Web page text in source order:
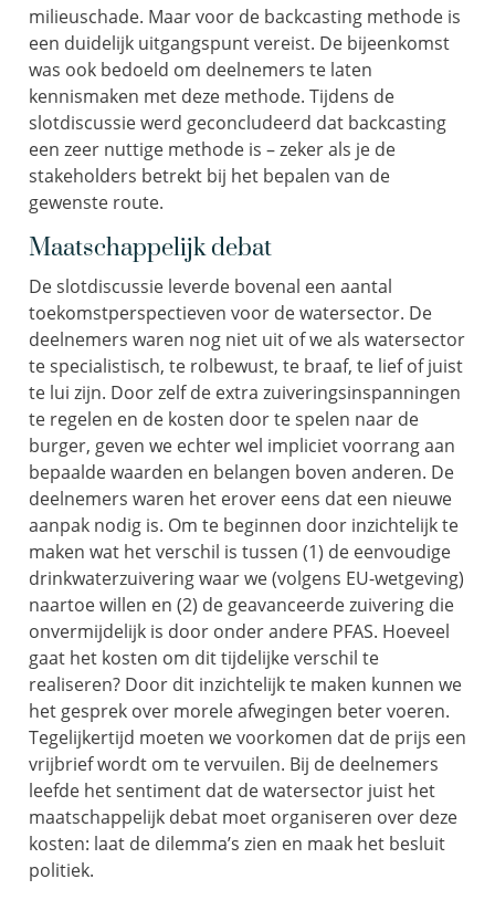
milieuschade. Maar voor de backcasting methode is
een duidelijk uitgangspunt vereist. De bijeenkomst
was ook bedoeld om deelnemers te laten
kennismaken met deze methode. Tijdens de
slotdiscussie werd geconcludeerd dat backcasting
een zeer nuttige methode is – zeker als je de
stakeholders betrekt bij het bepalen van de
gewenste route.
Maatschappelijk debat
De slotdiscussie leverde bovenal een aantal
toekomstperspectieven voor de watersector. De
deelnemers waren nog niet uit of we als watersector
te specialistisch, te rolbewust, te braaf, te lief of juist
te lui zijn. Door zelf de extra zuiveringsinspanningen
te regelen en de kosten door te spelen naar de
burger, geven we echter wel impliciet voorrang aan
bepaalde waarden en belangen boven anderen. De
deelnemers waren het erover eens dat een nieuwe
aanpak nodig is. Om te beginnen door inzichtelijk te
maken wat het verschil is tussen (1) de eenvoudige
drinkwaterzuivering waar we (volgens EU-wetgeving)
naartoe willen en (2) de geavanceerde zuivering die
onvermijdelijk is door onder andere PFAS. Hoeveel
gaat het kosten om dit tijdelijke verschil te
realiseren? Door dit inzichtelijk te maken kunnen we
het gesprek over morele afwegingen beter voeren.
Tegelijkertijd moeten we voorkomen dat de prijs een
vrijbrief wordt om te vervuilen. Bij de deelnemers
leefde het sentiment dat de watersector juist het
maatschappelijk debat moet organiseren over deze
kosten: laat de dilemma’s zien en maak het besluit
politiek.